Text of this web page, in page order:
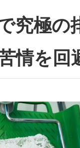
究極の
情を回